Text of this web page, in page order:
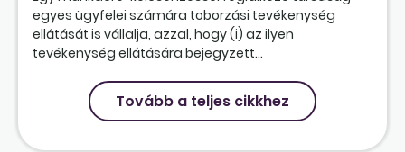
egyes ügyfelei számára toborzási tevékenység
ellátását is vállalja, azzal, hogy (i) az ilyen
tevékenység ellátására bejegyzett...
Tovább a teljes cikkhez